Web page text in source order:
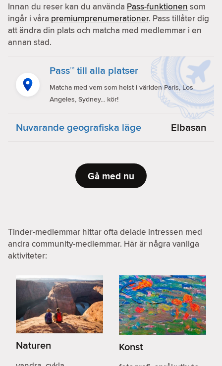
Innan du reser kan du använda Pass-funktionen som
ingår i våra premiumprenumerationer. Pass tillåter dig
att ändra din plats och matcha med medlemmar i en
annan stad.
Pass™ till alla platser
Matcha med vem som helst i världen Paris, Los
Angeles, Sydney... kör!
Nuvarande geografiska läge Elbasan
Gå med nu
Tinder-medlemmar hittar ofta delade intressen med
andra community-medlemmar. Här är några vanliga
aktiviteter:
Naturen Konst